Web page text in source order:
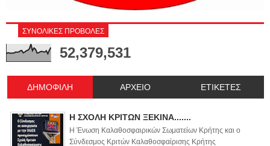
ΣΥΝΟΛΙΚΕΣ ΠΡΟΒΟΛΕΣ
52,379,531
ΔΗΜΟΦΙΛΗ ΑΡΧΕΙΟ ΕΤΙΚΕΤΕΣ
Η ΣΧΟΛΗ ΚΡΙΤΩΝ ΞΕΚΙΝΑ.......
Η Ένωση Καλαθοσφαιρικών Σωματείων Κρήτης και ο
Σύνδεσμος Κριτών Καλαθοσφαίρισης Κρήτης